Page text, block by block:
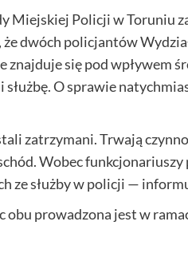
Miejskiej Policji w Toruniu
że dwóch policjantów
znajduje się pod wpływem
służbę. O sprawie
zatrzymani. Trwają
Wobec
ze służby w policji —
obu prowadzona jest w